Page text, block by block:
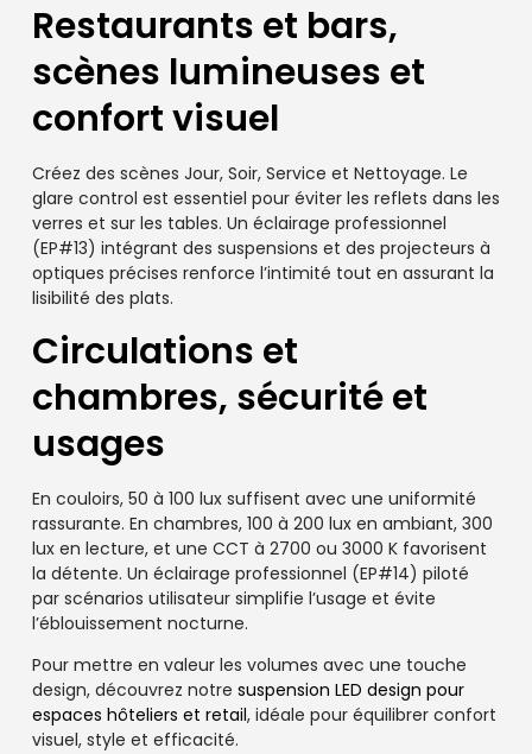
Restaurants et bars,
scènes lumineuses et
confort visuel
Créez des scènes Jour, Soir, Service et Nettoyage. Le
glare control est essentiel pour éviter les reflets dans les
verres et sur les tables. Un éclairage professionnel
(EP#13) intégrant des suspensions et des projecteurs à
optiques précises renforce l’intimité tout en assurant la
lisibilité des plats.
Circulations et
chambres, sécurité et
usages
En couloirs, 50 à 100 lux suffisent avec une uniformité
rassurante. En chambres, 100 à 200 lux en ambiant, 300
lux en lecture, et une CCT à 2700 ou 3000 K favorisent
la détente. Un éclairage professionnel (EP#14) piloté
par scénarios utilisateur simplifie l’usage et évite
l’éblouissement nocturne.
Pour mettre en valeur les volumes avec une touche
design, découvrez notre suspension LED design pour
espaces hôteliers et retail, idéale pour équilibrer confort
visuel, style et efficacité.